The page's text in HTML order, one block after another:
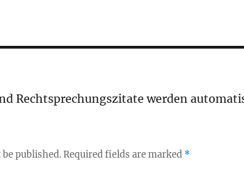
Rechtsprechungszitate werden
published.Required fields are marked *